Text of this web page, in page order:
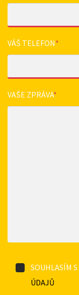
VÁŠ TELEFON*
VAŠE ZPRÁVA*
SOUHLASÍM S
ÚDAJŮ